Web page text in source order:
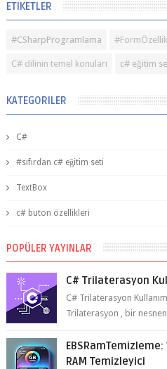
ETIKETLER
#CSharpProgramlama
C# dilinin temel konuları c# eğitim
KATEGORILER
C#
#sıfırdan c# eğitim seti
TextBox
c# buton özellikleri
POPÜLER YAYINLAR
C# Trilaterasyon
C# Trilaterasyon
Trilaterasyon , bir
RAM Temizleyici